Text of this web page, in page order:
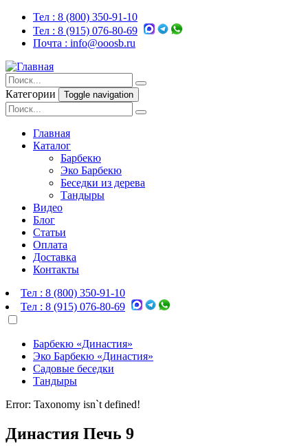
Тел : 8 (800) 350-91-10
Тел : 8 (915) 076-80-69
Почта : info@ooosb.ru
Категории Toggle navigation
Главная
Каталог
Барбекю
Эко Барбекю
Беседки из дерева
Тандыры
Видео
Блог
Статьи
Оплата
Доставка
Контакты
Тел : 8 (800) 350-91-10
Тел : 8 (915) 076-80-69
Барбекю «Династия»
Эко Барбекю «Династия»
Садовые беседки
Тандыры
Error: Taxonomy isn`t defined!
Династия Печь 9